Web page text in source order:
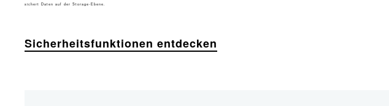
sichert Daten auf der Storage-Ebene.
Sicherheitsfunktionen entdecken